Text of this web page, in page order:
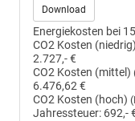
Download
Energiekosten bei
CO2 Kosten (niedrig)
2.727,- €
CO2 Kosten (mittel)
6.476,62 €
CO2 Kosten (hoch)
Jahressteuer: 692,-